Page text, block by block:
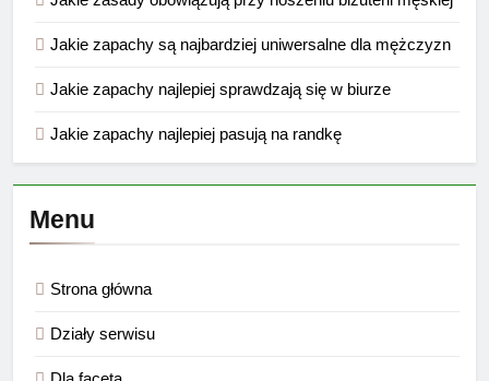
Jakie zapachy są najbardziej uniwersalne dla mężczyzn
Jakie zapachy najlepiej sprawdzają się w biurze
Jakie zapachy najlepiej pasują na randkę
Menu
Strona główna
Działy serwisu